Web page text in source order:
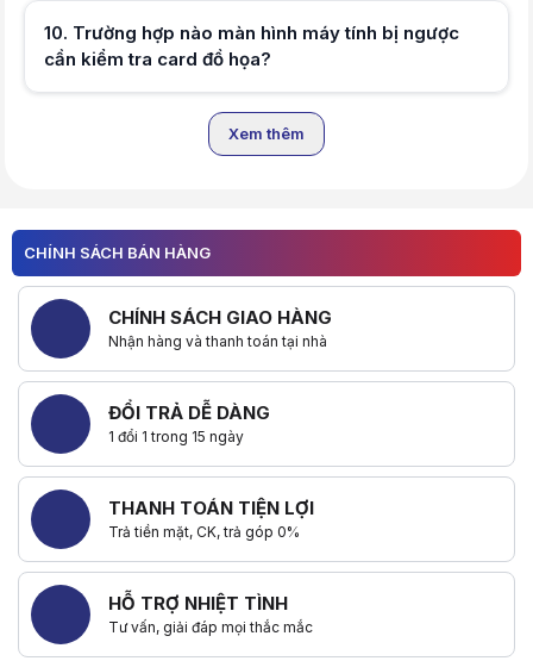
Trường hợp nào màn hình máy
Màn hình máy tính bị ngược nên
Điều gì xảy ra nếu để màn hình
Mẹo sửa lỗi màn hình xoay
Hữu ích (0 )
10. Trường hợp nào màn hình máy tính bị ngược
cần kiểm tra card đồ họa?
Xem thêm
CHÍNH SÁCH BÁN HÀNG
CHÍNH SÁCH GIAO HÀNG
Nhận hàng và thanh toán tại nhà
ĐỔI TRẢ DỄ DÀNG
1 đổi 1 trong 15 ngày
THANH TOÁN TIỆN LỢI
Trả tiền mặt, CK, trả góp 0%
HỖ TRỢ NHIỆT TÌNH
Tư vấn, giải đáp mọi thắc mắc